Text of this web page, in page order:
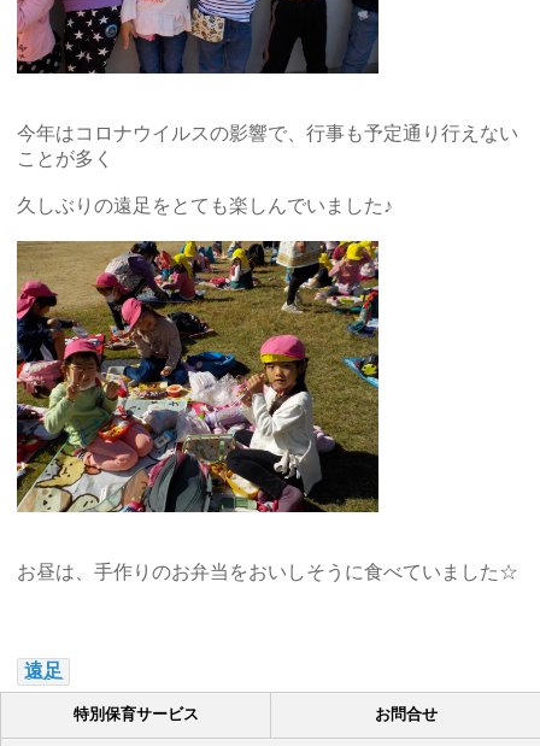
今年はコロナウイルスの影響で、行事も予定通り行えない
ことが多く
久しぶりの遠足をとても楽しんでいました♪
お昼は、手作りのお弁当をおいしそうに食べていました☆
遠足
特別保育サービス お問合せ